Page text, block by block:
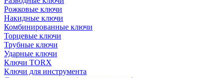
Рожковые ключи
Накидные ключи
Комбинированные ключи
Торцевые ключи
Трубные ключи
Ударные ключи
Ключи TORX
Ключи для инструмента